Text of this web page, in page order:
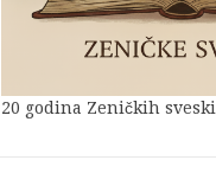
20 godina Zeničkih sveski